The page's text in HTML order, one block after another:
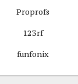
Proprofs
123rf
funfonix